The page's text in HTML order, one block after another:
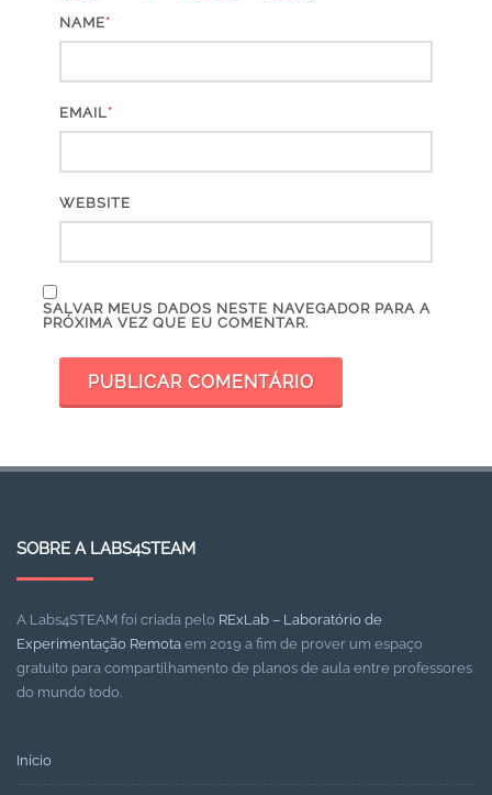
NAME*
EMAIL*
WEBSITE
SALVAR MEUS DADOS NESTE NAVEGADOR PARA A
PRÓXIMA VEZ QUE EU COMENTAR.
SOBRE A LABS4STEAM
A Labs4STEAM foi criada pelo RExLab – Laboratório de
Experimentação Remota em 2019 a fim de prover um espaço
gratuito para compartilhamento de planos de aula entre professores
do mundo todo.
Início